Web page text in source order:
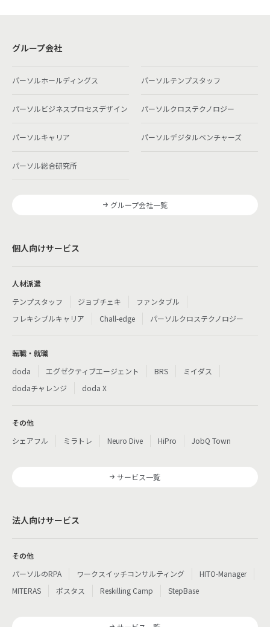
グループ会社
パーソルホールディングス パーソルテンプスタッフ
パーソルビジネスプロセスデザイン パーソルクロステクノロジー
パーソルキャリア パーソルデジタルベンチャーズ
パーソル総合研究所
グループ会社一覧
個人向けサービス
人材派遣
テンプスタッフ
ジョブチェキ
ファンタブル
フレキシブルキャリア
Chall-edge パーソルクロステクノロジー
転職・就職
doda
エグゼクティブエージェント BRS
ミイダス
dodaチャレンジ
doda X
その他
シェアフル
ミラトレ Neuro Dive HiPro JobQ Town
サービス一覧
法人向けサービス
その他
パーソルのRPA
ワークスイッチコンサルティング
HITO-Manager
MITERAS
ポスタス Reskilling Camp StepBase